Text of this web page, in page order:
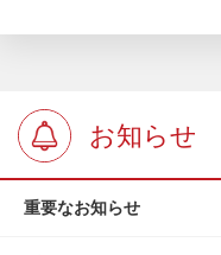
お知らせ
重要なお知らせ